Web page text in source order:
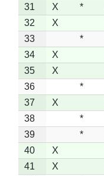
31
X *
32
X
33
*
34
X
35
X
36
*
37
X
38
*
39
*
40
X
41
X